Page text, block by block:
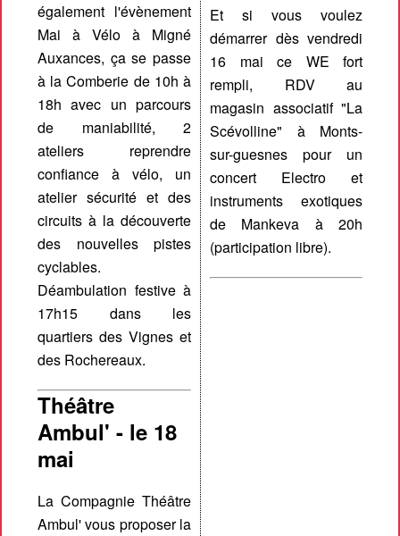
également l'évènement
Mai à Vélo à Migné
Auxances, ça se passe
à la Comberie de 10h à
18h avec un parcours
de maniabilité, 2
ateliers reprendre
confiance à vélo, un
atelier sécurité et des
circuits à la découverte
des nouvelles pistes
cyclables.
Déambulation festive à
17h15 dans les
quartiers des Vignes et
des Rochereaux.
Théâtre
Ambul' - le 18
mai
La Compagnie Théâtre
Ambul' vous proposer la
Et si vous voulez
démarrer dès vendredi
16 mai ce WE fort
rempli, RDV au
magasin associatif "La
Scévolline" à Monts-
sur-guesnes pour un
concert Electro et
instruments exotiques
de Mankeva à 20h
(participation libre).